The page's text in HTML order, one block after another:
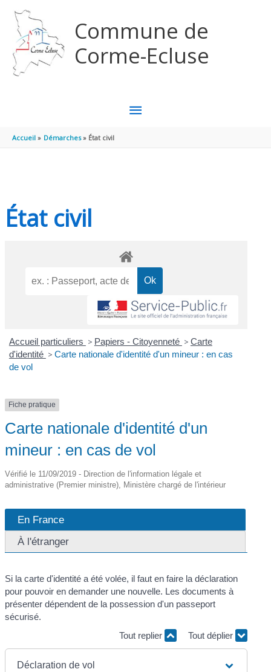
Commune de
Corme-Ecluse
MENU
Accueil Démarches État civil
État civil
Accueil particuliers > Papiers - Citoyenneté > Carte
d'identité > Carte nationale d'identité d'un mineur : en cas
de vol
Fiche pratique
Carte nationale d'identité d'un
mineur : en cas de vol
Vérifié le 11/09/2019 - Direction de l'information légale et
administrative (Premier ministre), Ministère chargé de l'intérieur
En France
À l'étranger
Si la carte d'identité a été volée, il faut en faire la déclaration
pour pouvoir en demander une nouvelle. Les documents à
présenter dépendent de la possession d'un passeport
sécurisé.
Tout replier
Tout déplier
Déclaration de vol